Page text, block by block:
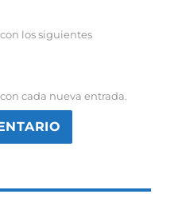
los siguientes
cada nueva entrada.